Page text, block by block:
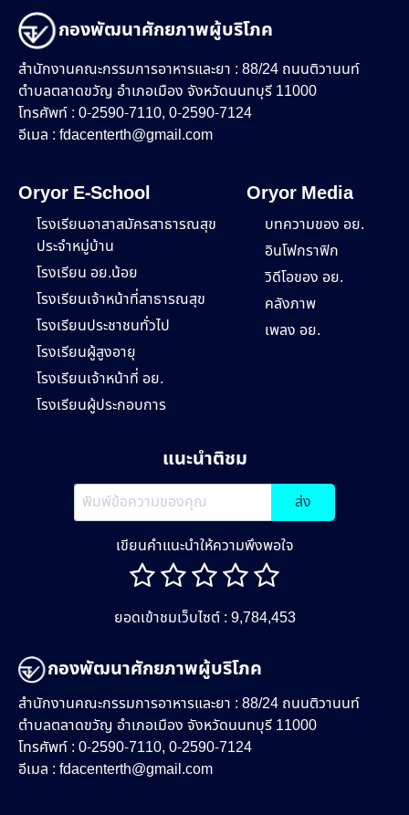
กองพัฒนาศักยภาพผู้บริโภค
สำนักงานคณะกรรมการอาหารและยา : 88/24 ถนนติวานนท์
ตำบลตลาดขวัญ อำเภอเมือง จังหวัดนนทบุรี 11000
โทรศัพท์ : 0-2590-7110, 0-2590-7124
อีเมล : fdacenterth@gmail.com
Oryor E-School
โรงเรียนอาสาสมัครสาธารณสุข
ประจำหมู่บ้าน
โรงเรียน อย.น้อย
โรงเรียนเจ้าหน้าที่สาธารณสุข
โรงเรียนประชาชนทั่วไป
โรงเรียนผู้สูงอายุ
โรงเรียนเจ้าหน้าที่ อย.
โรงเรียนผู้ประกอบการ
Oryor Media
บทความของ อย.
อินโฟกราฟิก
วิดีโอของ อย.
คลังภาพ
เพลง อย.
แนะนำติชม
ส่ง
เขียนคำแนะนำให้ความพึงพอใจ
ยอดเข้าชมเว็บไซต์ : 9,784,453
กองพัฒนาศักยภาพผู้บริโภค
สำนักงานคณะกรรมการอาหารและยา : 88/24 ถนนติวานนท์
ตำบลตลาดขวัญ อำเภอเมือง จังหวัดนนทบุรี 11000
โทรศัพท์ : 0-2590-7110, 0-2590-7124
อีเมล : fdacenterth@gmail.com